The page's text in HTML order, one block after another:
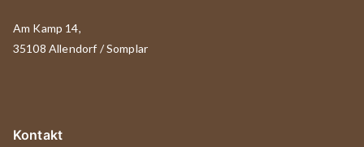
Am Kamp 14,
35108 Allendorf / Somplar
Kontakt